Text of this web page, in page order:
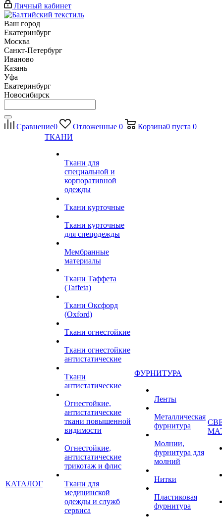
Личный кабинет
Ваш город
Екатеринбург
Москва
Санкт-Петербург
Иваново
Казань
Уфа
Екатеринбург
Новосибирск
Сравнение0 Отложенные 0 Корзина0 пуста 0
КАТАЛОГ
ТКАНИ
Ткани для
специальной и
корпоративной
одежды
Ткани курточные
Ткани курточные
для спецодежды
Мембранные
материалы
Ткани Таффета
(Taffeta)
Ткани Оксфорд
(Oxford)
Ткани огнестойкие
Ткани огнестойкие
антистатические
Ткани
антистатические
Огнестойкие,
антистатические
ткани повышенной
видимости
Огнестойкие,
антистатические
трикотаж и флис
Ткани для
медицинской
одежды и служб
сервиса
ФУРНИТУРА
Ленты
Металлическая
фурнитура
Молнии,
фурнитура для
молний
Нитки
Пластиковая
фурнитура